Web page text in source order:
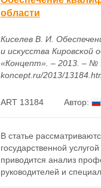
области
Киселев В. И.
и искусства Кировской
«Концепт». – 2013. – №
koncept.ru/2013/
ART 13184 Автор:
В статье
государственной
приводится анализ
руководителей и